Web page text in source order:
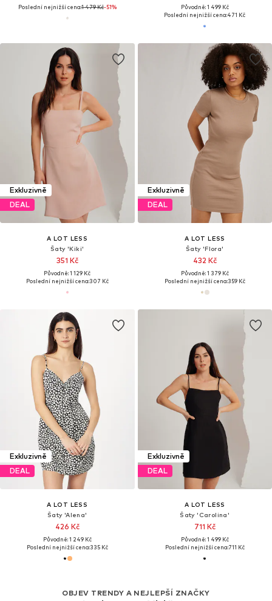
Poslední nejnižší cena:1 479 Kč-51%
Původně: 1 499 Kč
Poslední nejnižší cena:471 Kč
Exkluzivně
DEAL
A LOT LESS
Šaty 'Kiki'
351 Kč
Původně: 1 129 Kč
Poslední nejnižší cena:307 Kč
Exkluzivně
DEAL
A LOT LESS
Šaty 'Flora'
432 Kč
Původně: 1 379 Kč
Poslední nejnižší cena:359 Kč
Exkluzivně
DEAL
A LOT LESS
Šaty 'Alena'
426 Kč
Původně: 1 249 Kč
Poslední nejnižší cena:335 Kč
OBJEV TRENDY A NEJLEPŠÍ ZNAČKY
Exkluzivně
DEAL
A LOT LESS
Šaty 'Carolina'
711 Kč
Původně: 1 499 Kč
Poslední nejnižší cena:711 Kč